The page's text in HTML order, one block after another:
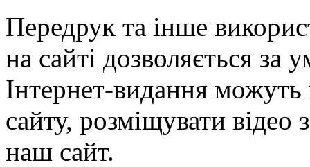
Передрук та інше
на сайті дозволяється
Інтернет-видання можуть
сайту, розміщувати відео
наш сайт.